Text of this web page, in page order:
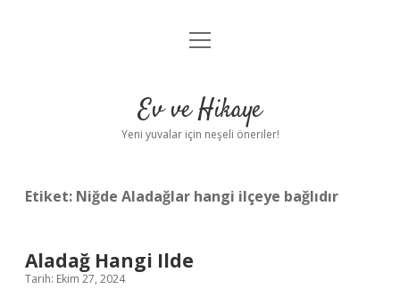
Anasayfa
Yasal Uyarı
menüyü
Ev ve Hikaye
Yeni yuvalar için neşeli öneriler!
Etiket: Niğde Aladağlar hangi ilçeye bağlıdır
Aladağ Hangi Ilde
Tarih: Ekim 27, 2024